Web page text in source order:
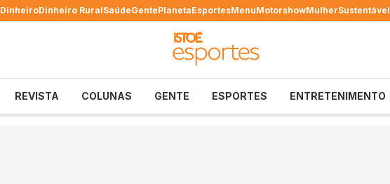
DinheiroDinheiro RuralSaúdeGentePlanetaEsportesMenuMotorshowMulherSustentável
REVISTA COLUNAS GENTE ESPORTES ENTRETENIMENTO